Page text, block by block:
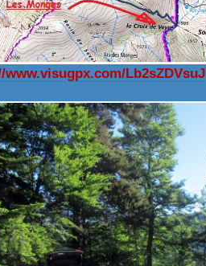
www.visugpx.com/Lb2sZDVsuJ